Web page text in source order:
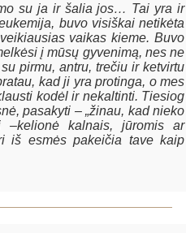
su ja ir šalia jos… Tai yra ir
buvo visiškai netikėta
vaikas kieme. Buvo
į mūsų gyvenimą, nes ne
pirmu, antru, trečiu ir ketvirtu
kad ji yra protinga, o mes
kodėl ir nekaltinti. Tiesiog
pasakyti – „žinau, kad nieko
–kelionė kalnais, jūromis ar
iš esmės pakeičia tave kaip